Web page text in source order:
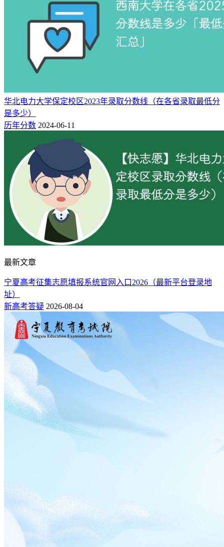
华北电力大学保定校区2023年录取分数线（在各省录取最低分
是多少）
历年分数 2024-06-11
最新文章
宁夏高考征集志愿填报系统官网入口2026（最新平台登录地
址）
新高考答疑 2026-08-04